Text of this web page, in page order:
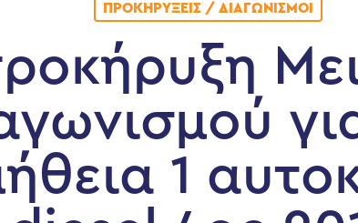
ΠΡΟΚΗΡΎΞΕΙΣ / ΔΙΑΓΩΝΙΣΜΟΊ
1